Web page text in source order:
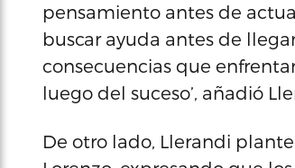
pensamiento antes de
buscar ayuda antes de
consecuencias que
luego del suceso’, añadió
De otro lado, Llerandi